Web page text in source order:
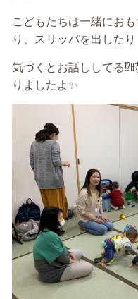
こどもたちは一緒にお
り、スリッパを出したり
気づくとお話ししてる⁉️
りましたよ✨